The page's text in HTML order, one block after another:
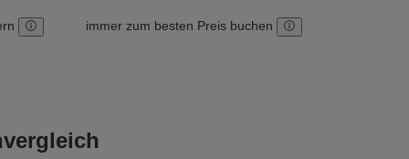
immer zum besten Preis buchen